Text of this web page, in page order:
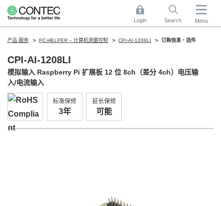
Login Search Menu
产品·服务 PC-HELPER – 计算机测量控制 CPI-AI-1208LI 订购信息・选件
CPI-AI-1208LI
模拟输入 Raspberry Pi 扩展板 12 位 8ch（差分 4ch）电压输
入/电流输入
标准保修
3年
延长保修
可能